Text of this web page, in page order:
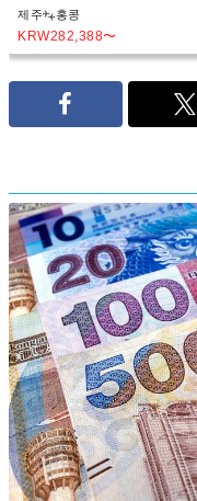
제주 홍콩
KRW282,388〜